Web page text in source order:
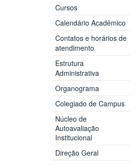
Cursos
Calendário Acadêmico
Contatos e horários de
atendimento
Estrutura
Administrativa
Organograma
Colegiado de Campus
Núcleo de
Autoavaliação
Institucional
Direção Geral